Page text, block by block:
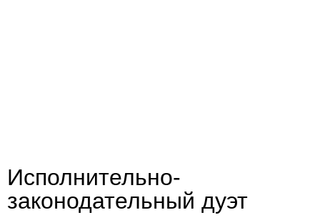
Исполнительно-
законодательный дуэт